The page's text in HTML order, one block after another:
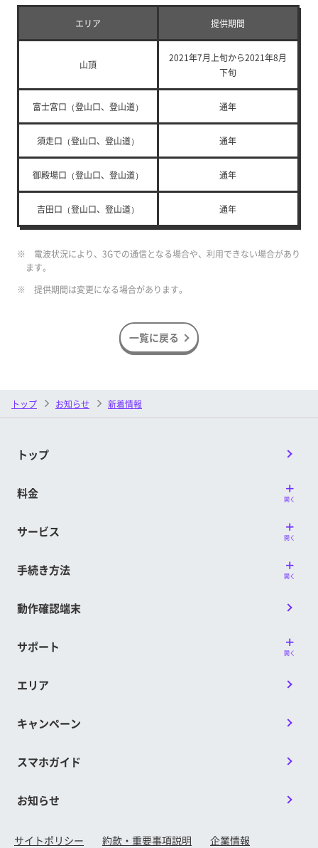
エリア 提供期間
山頂
2021年7月上旬から2021年8月
下旬
富士宮口（登山口、登山道） 通年
須走口（登山口、登山道） 通年
御殿場口（登山口、登山道） 通年
吉田口（登山口、登山道） 通年
※ 電波状況により、3Gでの通信となる場合や、利用できない場合があり
ます。
※ 提供期間は変更になる場合があります。
一覧に戻る
トップ お知らせ 新着情報
トップ
料金 開く
サービス 開く
手続き方法 開く
動作確認端末
サポート 開く
エリア
キャンペーン
スマホガイド
お知らせ
サイトポリシー 約款・重要事項説明 企業情報